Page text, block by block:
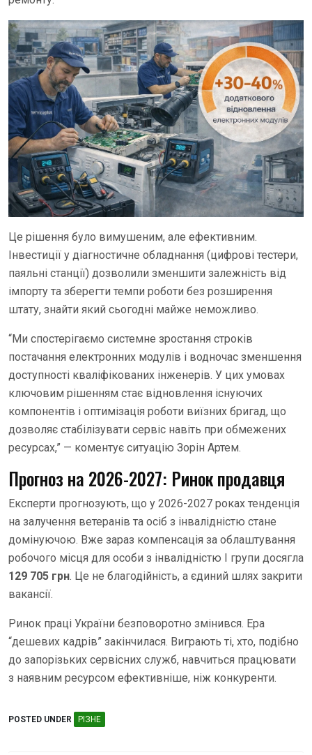
Це рішення було вимушеним, але ефективним.
Інвестиції у діагностичне обладнання (цифрові тестери,
паяльні станції) дозволили зменшити залежність від
імпорту та зберегти темпи роботи без розширення
штату, знайти який сьогодні майже неможливо.
“Ми спостерігаємо системне зростання строків
постачання електронних модулів і водночас зменшення
доступності кваліфікованих інженерів. У цих умовах
ключовим рішенням стає відновлення існуючих
компонентів і оптимізація роботи виїзних бригад, що
дозволяє стабілізувати сервіс навіть при обмежених
ресурсах,” — коментує ситуацію Зорін Артем.
Прогноз на 2026-2027: Ринок продавця
Експерти прогнозують, що у 2026-2027 роках тенденція
на залучення ветеранів та осіб з інвалідністю стане
домінуючою. Вже зараз компенсація за облаштування
робочого місця для особи з інвалідністю I групи досягла
129 705 грн. Це не благодійність, а єдиний шлях закрити
вакансії.
Ринок праці України безповоротно змінився. Ера
“дешевих кадрів” закінчилася. Виграють ті, хто, подібно
до запорізьких сервісних служб, навчиться працювати
з наявним ресурсом ефективніше, ніж конкуренти.
POSTED UNDER РІЗНЕ